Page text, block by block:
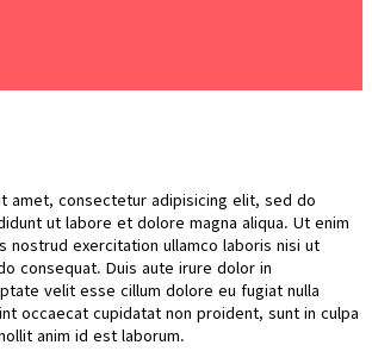
amet, consectetur adipisicing elit, sed do
ut labore et dolore magna aliqua. Ut enim
nostrud exercitation ullamco laboris nisi ut
consequat. Duis aute irure dolor in
velit esse cillum dolore eu fugiat nulla
occaecat cupidatat non proident, sunt in culpa
anim id est laborum.